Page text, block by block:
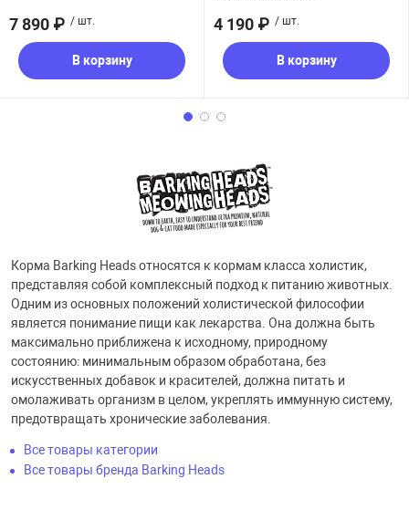
7 890 ₽ / шт.
В корзину
4 190 ₽ / шт.
В корзину
Корма Barking Heads относятся к кормам класса холистик,
представляя собой комплексный подход к питанию животных.
Одним из основных положений холистической философии
является понимание пищи как лекарства. Она должна быть
максимально приближена к исходному, природному
состоянию: минимальным образом обработана, без
искусственных добавок и красителей, должна питать и
омолаживать организм в целом, укреплять иммунную систему,
предотвращать хронические заболевания.
Все товары категории
Все товары бренда Barking Heads